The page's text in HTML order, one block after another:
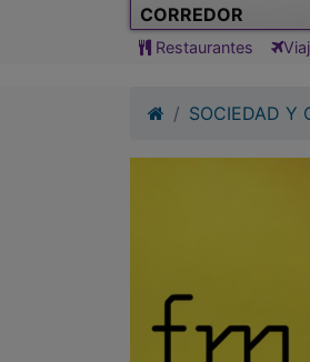
CORREDOR
Restaurantes
SOCIEDAD Y